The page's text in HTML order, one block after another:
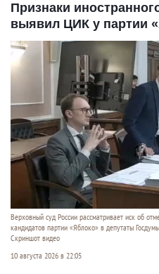
Признаки
выявил ЦИК у партии
Верховный суд России рассматривает иск об
кандидатов партии «Яблоко» в депутаты
Скриншот видео
10 августа 2026 в 22:05